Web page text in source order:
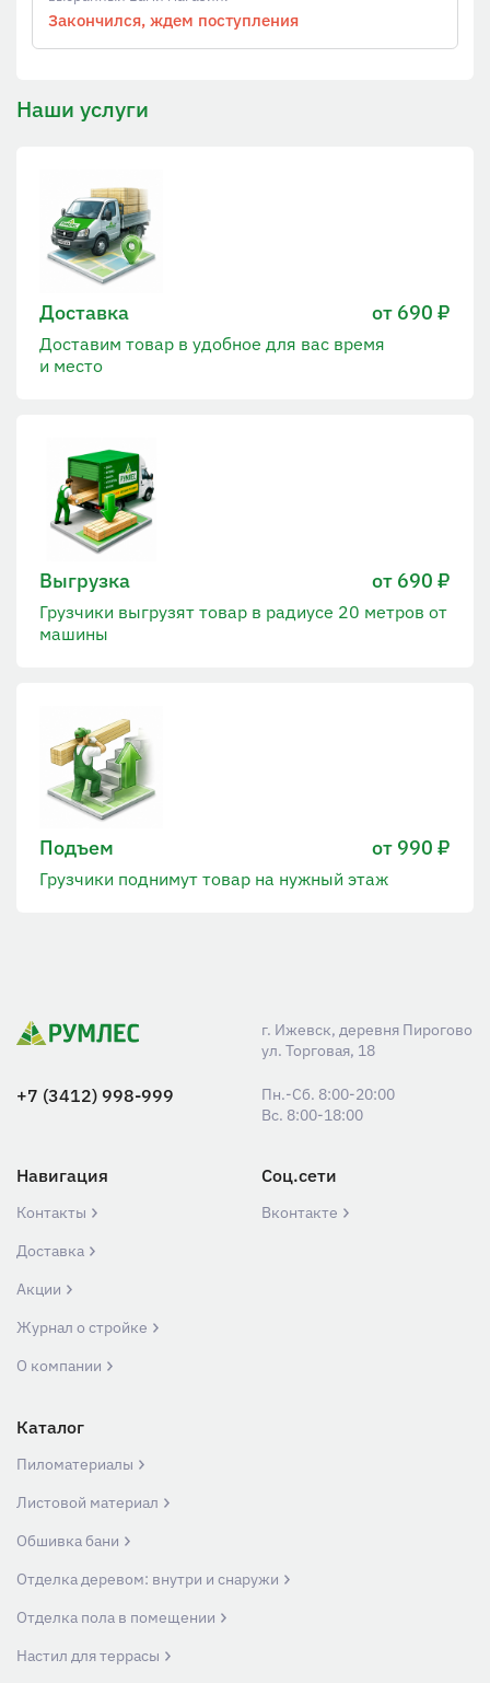
Закончился, ждем поступления
Наши услуги
Доставка от 690 ₽
Доставим товар в удобное для вас время
и место
Выгрузка от 690 ₽
Грузчики выгрузят товар в радиусе 20 метров от
машины
Подъем от 990 ₽
Грузчики поднимут товар на нужный этаж
г. Ижевск, деревня Пирогово
ул. Торговая, 18
+7 (3412) 998-999
Пн.-Сб. 8:00-20:00
Вс. 8:00-18:00
Навигация
Контакты
Доставка
Акции
Журнал о стройке
О компании
Соц.сети
Вконтакте
Каталог
Пиломатериалы
Листовой материал
Обшивка бани
Отделка деревом: внутри и снаружи
Отделка пола в помещении
Настил для террасы